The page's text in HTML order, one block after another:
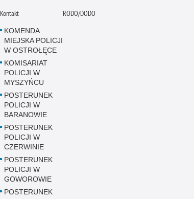
Kontakt
KOMENDA
MIEJSKA POLICJI
W OSTROŁĘCE
KOMISARIAT
POLICJI W
MYSZYŃCU
POSTERUNEK
POLICJI W
BARANOWIE
POSTERUNEK
POLICJI W
CZERWINIE
POSTERUNEK
POLICJI W
GOWOROWIE
POSTERUNEK
RODO/DODO